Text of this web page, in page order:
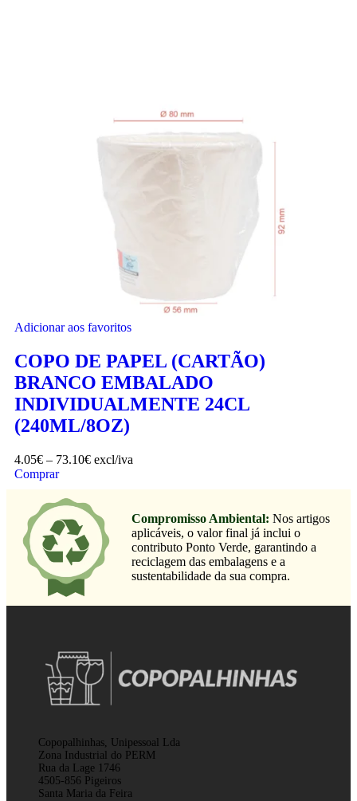
Adicionar aos favoritos
COPO DE PAPEL (CARTÃO)
BRANCO EMBALADO
INDIVIDUALMENTE 24CL
(240ML/8OZ)
4.05€ – 73.10€ excl/iva
Comprar
Compromisso Ambiental: Nos artigos
aplicáveis, o valor final já inclui o
contributo Ponto Verde, garantindo a
reciclagem das embalagens e a
sustentabilidade da sua compra.
Copopalhinhas, Unipessoal Lda
Zona Industrial do PERM
Rua da Lage 1746
4505-856 Pigeiros
Santa Maria da Feira